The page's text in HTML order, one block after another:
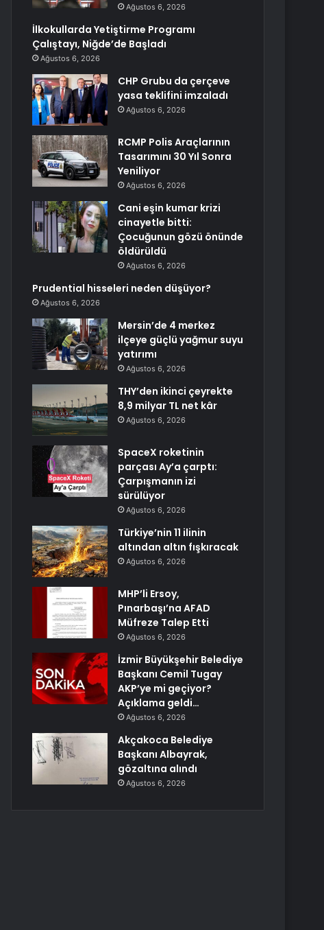
Ağustos 6, 2026
İlkokullarda Yetiştirme Programı
Çalıştayı, Niğde’de Başladı
Ağustos 6, 2026
CHP Grubu da çerçeve
yasa teklifini imzaladı
Ağustos 6, 2026
RCMP Polis Araçlarının
Tasarımını 30 Yıl Sonra
Yeniliyor
Ağustos 6, 2026
Cani eşin kumar krizi
cinayetle bitti:
Çocuğunun gözü önünde
öldürüldü
Ağustos 6, 2026
Prudential hisseleri neden düşüyor?
Ağustos 6, 2026
Mersin’de 4 merkez
ilçeye güçlü yağmur suyu
yatırımı
Ağustos 6, 2026
THY’den ikinci çeyrekte
8,9 milyar TL net kâr
Ağustos 6, 2026
SpaceX roketinin
parçası Ay’a çarptı:
Çarpışmanın izi
sürülüyor
Ağustos 6, 2026
Türkiye’nin 11 ilinin
altından altın fışkıracak
Ağustos 6, 2026
MHP’li Ersoy,
Pınarbaşı’na AFAD
Müfreze Talep Etti
Ağustos 6, 2026
İzmir Büyükşehir Belediye
Başkanı Cemil Tugay
AKP’ye mi geçiyor?
Açıklama geldi…
Ağustos 6, 2026
Akçakoca Belediye
Başkanı Albayrak,
gözaltına alındı
Ağustos 6, 2026